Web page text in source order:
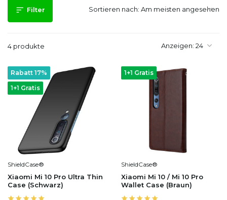
Filter
4 produkte Anzeigen:
Sortieren nach:
1+1 Gratis
Rabatt 17%
ShieldCase®
Xiaomi Mi 10 Pro Ultra Thin
Case (Schwarz)
1+1 Gratis
ShieldCase®
Xiaomi Mi 10 / Mi 10 Pro
Wallet Case (Braun)